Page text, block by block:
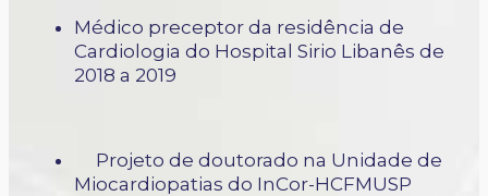
Médico preceptor da residência de
Cardiologia do Hospital Sirio Libanês de
2018 a 2019
Projeto de doutorado na Unidade de
Miocardiopatias do InCor-HCFMUSP